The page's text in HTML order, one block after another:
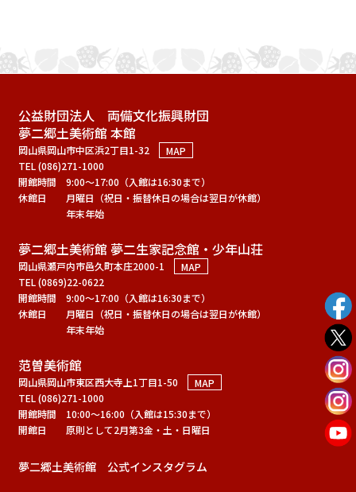
公益財団法人 両備文化振興財団
夢二郷土美術館 本館
岡山県岡山市中区浜2丁目1-32
MAP
TEL (086)271-1000
開館時間
9:00～17:00（入館は16:30まで）
休館日
月曜日（祝日・振替休日の場合は翌日が休館）
年末年始
夢二郷土美術館 夢二生家記念館・少年山荘
岡山県瀬戸内市邑久町本庄2000-1
MAP
TEL (0869)22-0622
開館時間
9:00～17:00（入館は16:30まで）
休館日
月曜日（祝日・振替休日の場合は翌日が休館）
年末年始
范曽美術館
岡山県岡山市東区西大寺上1丁目1-50
MAP
TEL (086)271-1000
開館時間
10:00～16:00（入館は15:30まで）
開館日
原則として2月第3金・土・日曜日
夢二郷土美術館 公式インスタグラム